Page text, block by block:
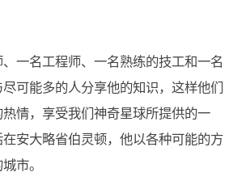
一名工程师、一名熟练的技工和一名
可能多的人分享他的知识，这样他们
情，享受我们神奇星球所提供的一
安大略省伯灵顿，他以各种可能的方
市。